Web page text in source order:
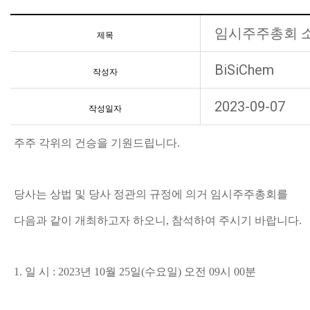
제목 임시주주총회
작성자 BiSiChem
작성일자 2023-09-07
주주 각위의 건승을 기원드립니다.
당사는 상법 및 당사 정관의 규정에 의거 임시 주주총회를
다음과 같이 개최하고자 하오니 , 참석하여 주시기 바랍니다.
1. 일 시 : 2023년 10월 25일(수요일) 오전 09시 00분